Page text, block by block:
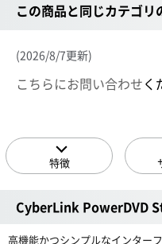
この商品と同じカテゴリ
(2026/8/7更新)
こちらにお問い合わせく
特徴
CyberLink PowerDVD
高機能かつシンプルなインター